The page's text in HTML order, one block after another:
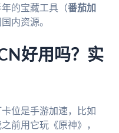
的宝藏工具（番茄加
内资源。
好用吗？实
位是手游加速，比如
前用它玩《原神》，